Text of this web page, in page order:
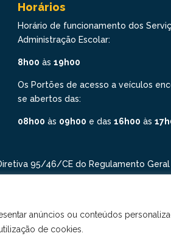
anúncios ou conteúdos
de cookies.
Horários
Horário de funcionamento dos
Administração Escolar:
8h00 às 19h00
Os Portões de acesso a veículos
se abertos das:
08h00 às 09h00 e das 16h00 às
95/46/CE do Regulamento
direitos revervados. Conheça a nossa